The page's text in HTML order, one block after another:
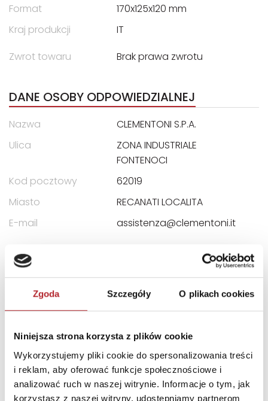
Zgoda Szczegóły O plikach cookies
Niniejsza strona korzysta z plików cookie
Wykorzystujemy pliki cookie do spersonalizowania treści
i reklam, aby oferować funkcje społecznościowe i
analizować ruch w naszej witrynie. Informacje o tym, jak
korzystasz z naszej witryny, udostępniamy partnerom
Format
170x125x120 mm
Kraj produkcji
IT
Zwrot towaru
Brak prawa zwrotu
DANE OSOBY ODPOWIEDZIALNEJ
Nazwa
CLEMENTONI S.P.A.
Ulica
ZONA INDUSTRIALE
FONTENOCI
Kod pocztowy
62019
Miasto
RECANATI LOCALITA
E-mail
assistenza@clementoni.it
INFORMACJE I OSTRZEŻENIA
Produkt jest zgodny z przepisami unijnymi: Dyrektywa
informacji na opakowaniu.
INNI KLIENCI KUPOWALI